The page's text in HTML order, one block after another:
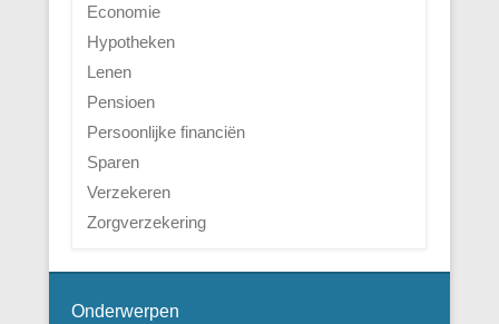
Economie
Hypotheken
Lenen
Pensioen
Persoonlijke financiën
Sparen
Verzekeren
Zorgverzekering
Onderwerpen